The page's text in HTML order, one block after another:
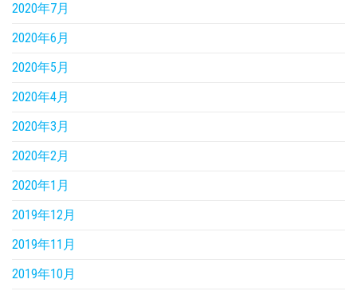
2020年7月
2020年6月
2020年5月
2020年4月
2020年3月
2020年2月
2020年1月
2019年12月
2019年11月
2019年10月